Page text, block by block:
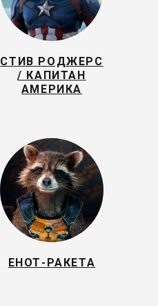
СТИВ РОДЖЕРС
/ КАПИТАН
АМЕРИКА
ЕНОТ-РАКЕТА